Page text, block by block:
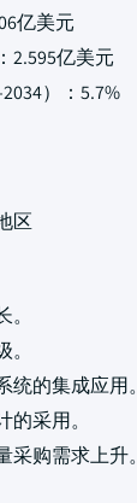
亿美元
2.595亿美元
）：5.7%
区
的集成应用。
采用。
购需求上升。